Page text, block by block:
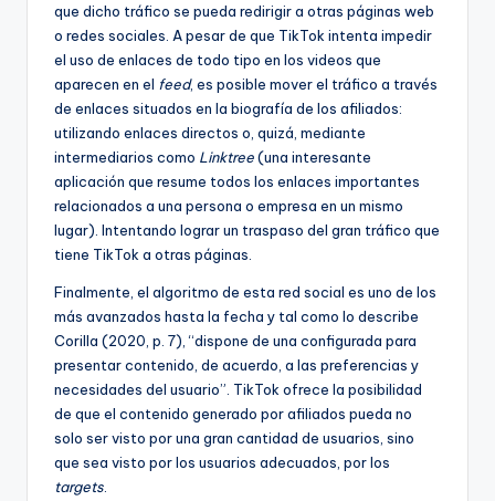
que dicho tráfico se pueda redirigir a otras páginas web
o redes sociales. A pesar de que TikTok intenta impedir
el uso de enlaces de todo tipo en los videos que
aparecen en el feed, es posible mover el tráfico a través
de enlaces situados en la biografía de los afiliados:
utilizando enlaces directos o, quizá, mediante
intermediarios como Linktree(una interesante
aplicación que resume todos los enlaces importantes
relacionados a una persona o empresa en un mismo
lugar). Intentando lograr un traspaso del gran tráfico que
tiene TikTok a otras páginas.
Finalmente, el algoritmo de esta red social es uno de los
más avanzados hasta la fecha y tal como lo describe
Corilla (2020, p. 7), “dispone de una configurada para
presentar contenido, de acuerdo, a las preferencias y
necesidades del usuario”. TikTok ofrece la posibilidad
de que el contenido generado por afiliados pueda no
solo ser visto por una gran cantidad de usuarios, sino
que sea visto por los usuarios adecuados, por los
targets